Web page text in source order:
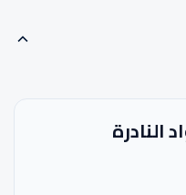
النادرة